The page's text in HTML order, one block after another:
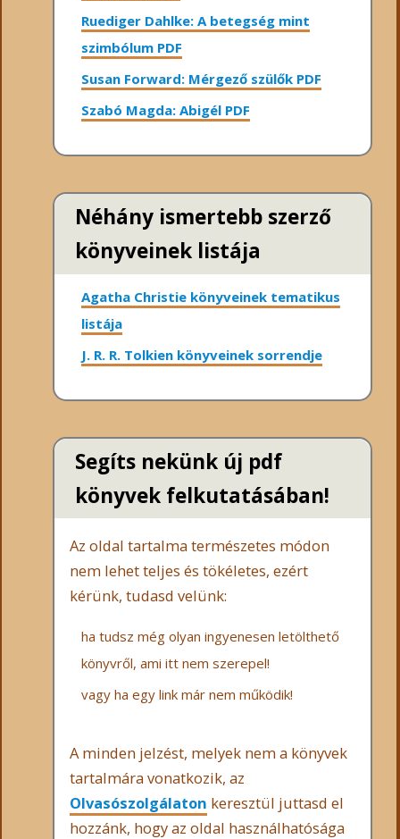
Ruediger Dahlke: A betegség mint
szimbólum PDF
Susan Forward: Mérgező szülők PDF
Szabó Magda: Abigél PDF
Néhány ismertebb szerző
könyveinek listája
Agatha Christie könyveinek tematikus
listája
J. R. R. Tolkien könyveinek sorrendje
Segíts nekünk új pdf
könyvek felkutatásában!
Az oldal tartalma természetes módon
nem lehet teljes és tökéletes, ezért
kérünk, tudasd velünk:
ha tudsz még olyan ingyenesen letölthető
könyvről, ami itt nem szerepel!
vagy ha egy link már nem működik!
A minden jelzést, melyek nem a könyvek
tartalmára vonatkozik, az
Olvasószolgálaton keresztül juttasd el
hozzánk, hogy az oldal használhatósága